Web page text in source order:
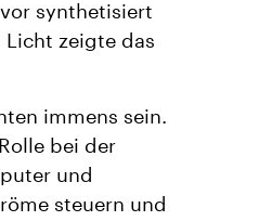
synthetisiert
Licht zeigte das
immens sein.
bei der
und
steuern und